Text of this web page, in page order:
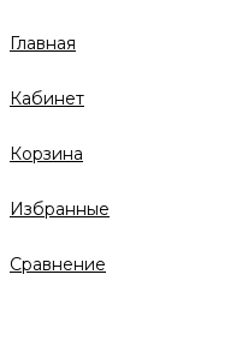
Главная
Кабинет
Корзина
Избранные
Сравнение